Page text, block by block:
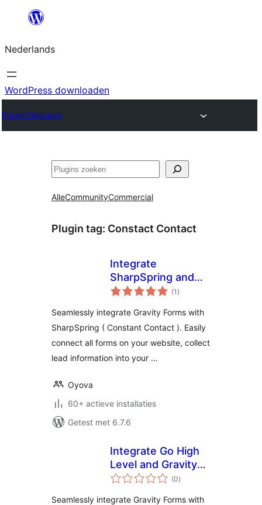
de
inhoud
Nederlands
WordPress downloaden
Plugin Directory
Zoeken
AlleCommunityCommercial
Plugin tag: Constact Contact
Integrate
SharpSpring and
Gravity Forms
(1 totaal
waarderingen
)
Seamlessly integrate Gravity Forms with
SharpSpring ( Constant Contact ). Easily
connect all forms on your website, collect
lead information into your …
Oyova
60+ actieve installaties
Getest met 6.7.6
Integrate Go High
Level and Gravity
Forms
(0totaal
waarderingen
)
Seamlessly integrate Gravity Forms with